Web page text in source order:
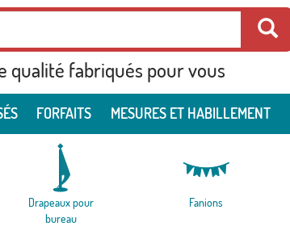
qualité fabriqués pour vous
FORFAITS MESURES ET HABILLEMENT
Drapeaux pour
bureau
Fanions